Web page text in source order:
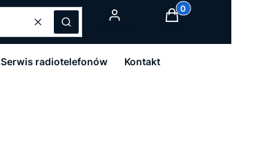
WyczyśćSzukaj
Produkty w
Serwis radiotelefonów Kontakt